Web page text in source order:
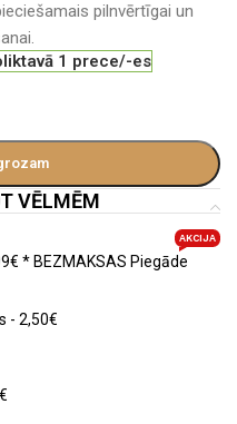
pilnvērtīgai un
1 prece/-es
VĒLMĒM
* BEZMAKSAS Piegāde
AKCIJA
- 2,50€